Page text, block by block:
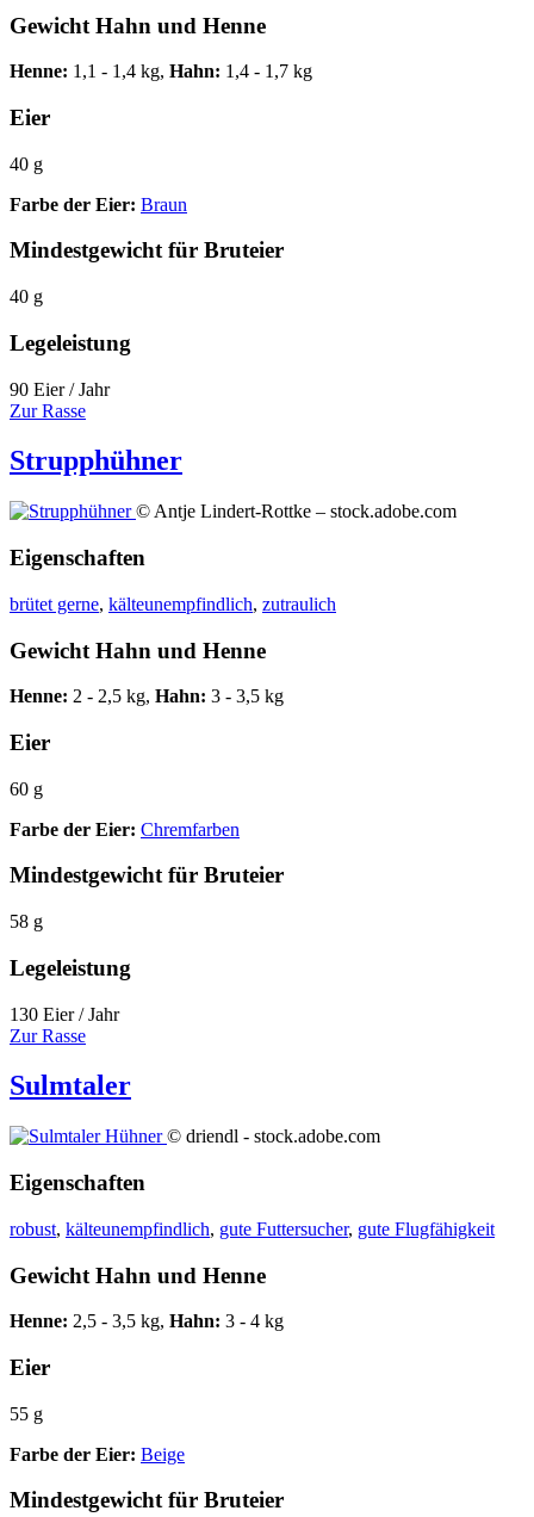
Gewicht Hahn und Henne
Henne: 1,1 - 1,4 kg, Hahn: 1,4 - 1,7 kg
Eier
40 g
Farbe der Eier: Braun
Mindestgewicht für Bruteier
40 g
Legeleistung
90 Eier / Jahr
Zur Rasse
Strupphühner
© Antje Lindert-Rottke – stock.adobe.com
Eigenschaften
brütet gerne, kälteunempfindlich, zutraulich
Gewicht Hahn und Henne
Henne: 2 - 2,5 kg, Hahn: 3 - 3,5 kg
Eier
60 g
Farbe der Eier: Chremfarben
Mindestgewicht für Bruteier
58 g
Legeleistung
130 Eier / Jahr
Zur Rasse
Sulmtaler
© driendl - stock.adobe.com
Eigenschaften
robust, kälteunempfindlich, gute Futtersucher, gute Flugfähigkeit
Gewicht Hahn und Henne
Henne: 2,5 - 3,5 kg, Hahn: 3 - 4 kg
Eier
55 g
Farbe der Eier: Beige
Mindestgewicht für Bruteier